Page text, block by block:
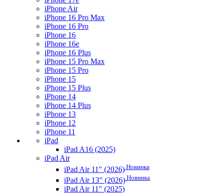
iPhone Air
iPhone 16 Pro Max
iPhone 16 Pro
iPhone 16
iPhone 16e
iPhone 16 Plus
iPhone 15 Pro Max
iPhone 15 Pro
iPhone 15
iPhone 15 Plus
iPhone 14
iPhone 14 Plus
iPhone 13
iPhone 12
iPhone 11
iPad
iPad A16 (2025)
iPad Air
iPad Air 11" (2026) Новинка
iPad Air 13" (2026) Новинка
iPad Air 11" (2025)